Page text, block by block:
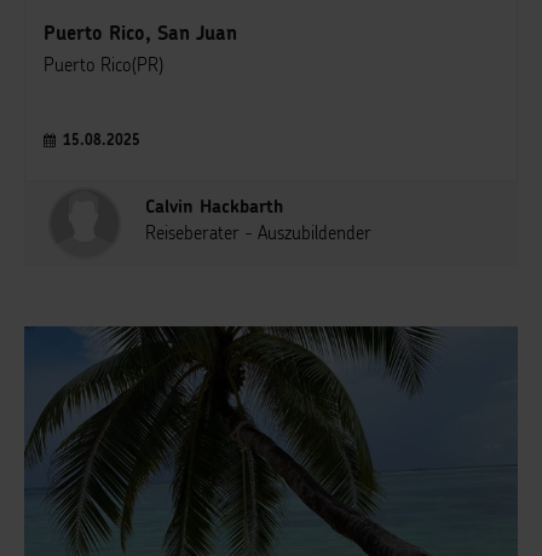
Puerto Rico, San Juan
Puerto Rico(PR)
15.08.2025
Calvin Hackbarth
Reiseberater - Auszubildender